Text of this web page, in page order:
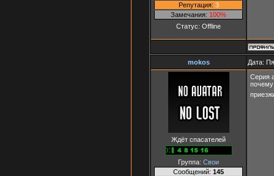
Репутация: 3
Замечания: 100%
Статус: Offline
mokos Дата:
Ждёт спасателей
Группа: Свои
Сообщений: 145
Серия